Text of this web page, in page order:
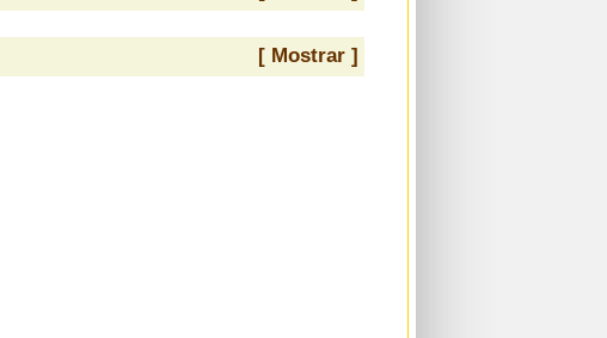
[ Mostrar ]